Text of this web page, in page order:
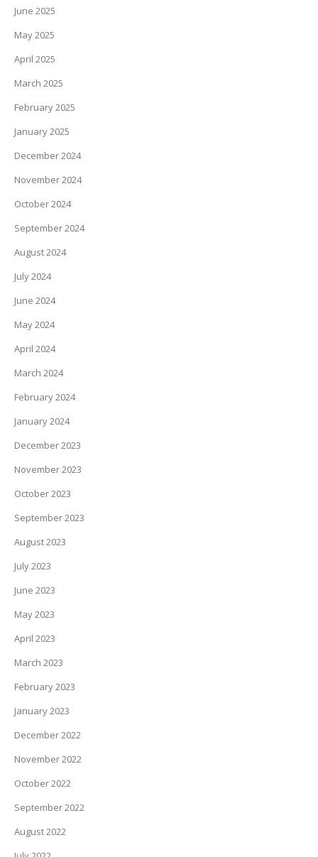
June 2025
May 2025
April 2025
March 2025
February 2025
January 2025
December 2024
November 2024
October 2024
September 2024
August 2024
July 2024
June 2024
May 2024
April 2024
March 2024
February 2024
January 2024
December 2023
November 2023
October 2023
September 2023
August 2023
July 2023
June 2023
May 2023
April 2023
March 2023
February 2023
January 2023
December 2022
November 2022
October 2022
September 2022
August 2022